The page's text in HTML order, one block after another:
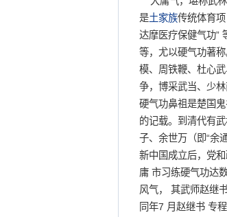
是土家族传统体育
达摩医疗保健气功”
等，尤以硬气功著
模、周铁鞭、杜心
争，博采武当、少
硬气功鼻祖是楚国
的记载。到清代有
子、余世万（即“余
新中国成立后，党
庸 市习练硬气功达
风气， 其武师赵继
同年7 月赵继书 专